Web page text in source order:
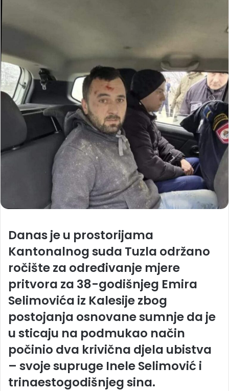
Danas je u prostorijama
Kantonalnog suda Tuzla održano
ročište za određivanje mjere
pritvora za 38-godišnjeg Emira
Selimovića iz Kalesije zbog
postojanja osnovane sumnje da je
u sticaju na podmukao način
počinio dva krivična djela ubistva
– svoje supruge Inele Selimović i
trinaestogodišnjeg sina.